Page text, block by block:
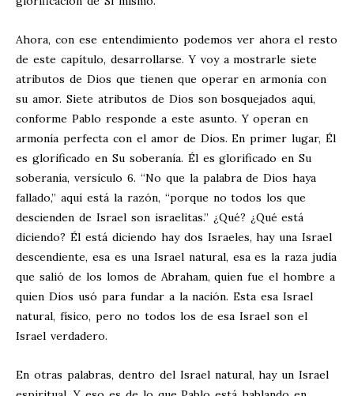
Ahora, con ese entendimiento podemos ver ahora el resto
de este capítulo, desarrollarse. Y voy a mostrarle siete
atributos de Dios que tienen que operar en armonía con
su amor. Siete atributos de Dios son bosquejados aquí,
conforme Pablo responde a este asunto. Y operan en
armonía perfecta con el amor de Dios. En primer lugar, Él
es glorificado en Su soberanía. Él es glorificado en Su
soberanía, versículo 6. “No que la palabra de Dios haya
fallado,” aquí está la razón, “porque no todos los que
descienden de Israel son israelitas.” ¿Qué? ¿Qué está
diciendo? Él está diciendo hay dos Israeles, hay una Israel
descendiente, esa es una Israel natural, esa es la raza judía
que salió de los lomos de Abraham, quien fue el hombre a
quien Dios usó para fundar a la nación. Esta esa Israel
natural, físico, pero no todos los de esa Israel son el
Israel verdadero.
En otras palabras, dentro del Israel natural, hay un Israel